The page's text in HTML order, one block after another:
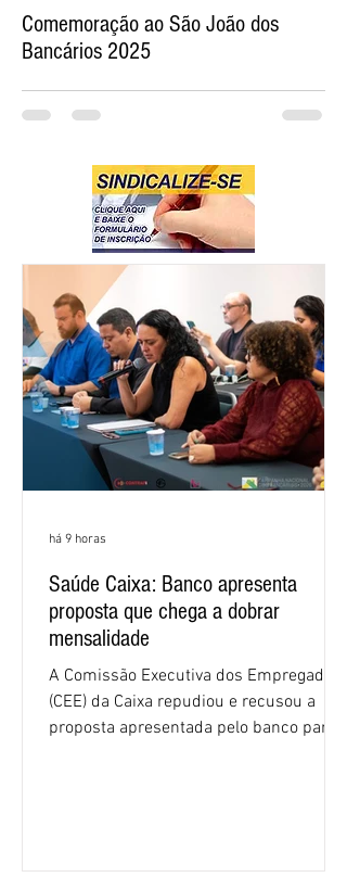
Comemoração ao São João dos
Bancários 2025
Saúde Caixa: Banco apresenta
proposta que chega a dobrar
mensalidade
A Comissão Executiva dos Empregados
(CEE) da Caixa repudiou e recusou a
proposta apresentada pelo banco para o
há 9 horas